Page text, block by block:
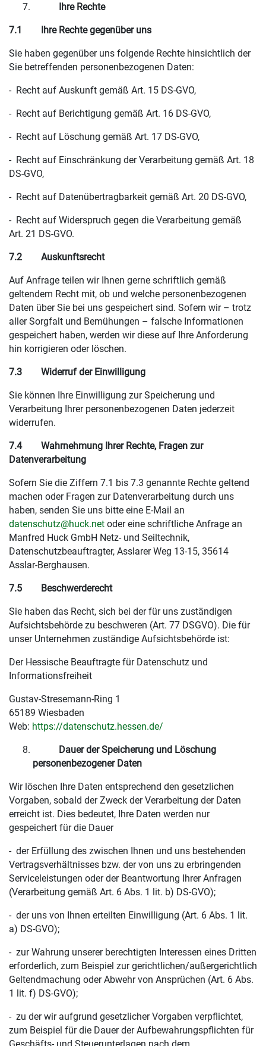
Ihre Rechte
7.1 Ihre Rechte gegenüber uns
Sie haben gegenüber uns folgende Rechte hinsichtlich der
Sie betreffenden personenbezogenen Daten:
- Recht auf Auskunft gemäß Art. 15 DS-GVO,
- Recht auf Berichtigung gemäß Art. 16 DS-GVO,
- Recht auf Löschung gemäß Art. 17 DS-GVO,
- Recht auf Einschränkung der Verarbeitung gemäß Art. 18
DS-GVO,
- Recht auf Datenübertragbarkeit gemäß Art. 20 DS-GVO,
- Recht auf Widerspruch gegen die Verarbeitung gemäß
Art. 21 DS-GVO.
7.2 Auskunftsrecht
Auf Anfrage teilen wir Ihnen gerne schriftlich gemäß
geltendem Recht mit, ob und welche personenbezogenen
Daten über Sie bei uns gespeichert sind. Sofern wir – trotz
aller Sorgfalt und Bemühungen – falsche Informationen
gespeichert haben, werden wir diese auf Ihre Anforderung
hin korrigieren oder löschen.
7.3 Widerruf der Einwilligung
Sie können Ihre Einwilligung zur Speicherung und
Verarbeitung Ihrer personenbezogenen Daten jederzeit
widerrufen.
7.4 Wahrnehmung Ihrer Rechte, Fragen zur
Datenverarbeitung
Sofern Sie die Ziffern 7.1 bis 7.3 genannte Rechte geltend
machen oder Fragen zur Datenverarbeitung durch uns
haben, senden Sie uns bitte eine E-Mail an
datenschutz@huck.net oder eine schriftliche Anfrage an
Manfred Huck GmbH Netz- und Seiltechnik,
Datenschutzbeauftragter, Asslarer Weg 13-15, 35614
Asslar-Berghausen.
7.5 Beschwerderecht
Sie haben das Recht, sich bei der für uns zuständigen
Aufsichtsbehörde zu beschweren (Art. 77 DSGVO). Die für
unser Unternehmen zuständige Aufsichtsbehörde ist:
Der Hessische Beauftragte für Datenschutz und
Informationsfreiheit
Gustav-Stresemann-Ring 1
65189 Wiesbaden
Web: https://datenschutz.hessen.de/
Dauer der Speicherung und Löschung
personenbezogener Daten
Wir löschen Ihre Daten entsprechend den gesetzlichen
Vorgaben, sobald der Zweck der Verarbeitung der Daten
erreicht ist. Dies bedeutet, Ihre Daten werden nur
gespeichert für die Dauer
- der Erfüllung des zwischen Ihnen und uns bestehenden
Vertragsverhältnisses bzw. der von uns zu erbringenden
Serviceleistungen oder der Beantwortung Ihrer Anfragen
(Verarbeitung gemäß Art. 6 Abs. 1 lit. b) DS-GVO);
- der uns von Ihnen erteilten Einwilligung (Art. 6 Abs. 1 lit.
a) DS-GVO);
- zur Wahrung unserer berechtigten Interessen eines Dritten
erforderlich, zum Beispiel zur gerichtlichen/außergerichtlich
Geltendmachung oder Abwehr von Ansprüchen (Art. 6 Abs.
1 lit. f) DS-GVO);
- zu der wir aufgrund gesetzlicher Vorgaben verpflichtet,
zum Beispiel für die Dauer der Aufbewahrungspflichten für